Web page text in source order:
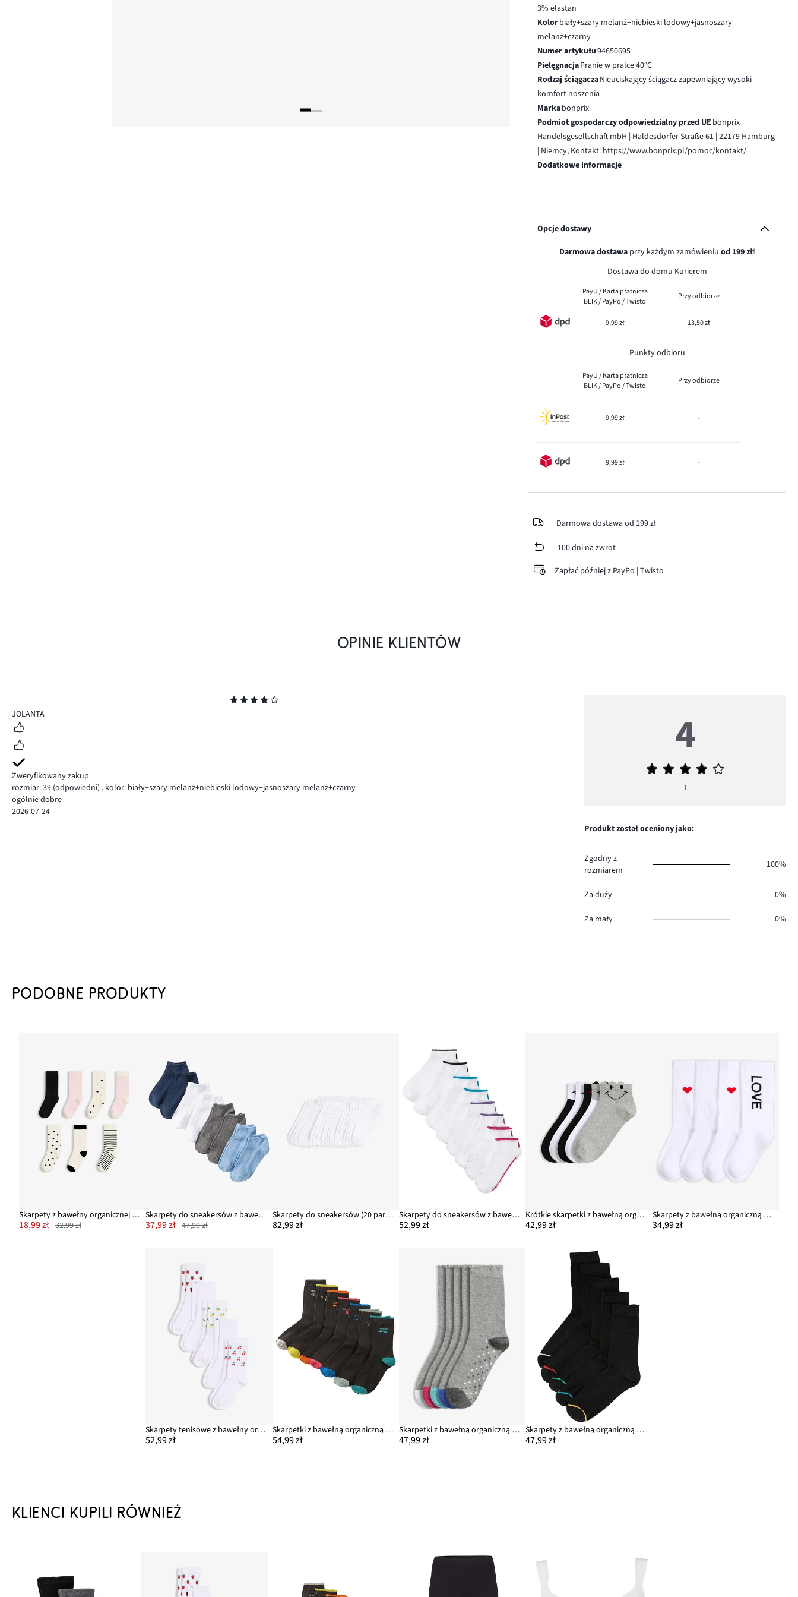
3% elastan
Kolorbiały+szary melanż+niebieski lodowy+jasnoszary
melanż+czarny
Numer artykułu94650695
PielęgnacjaPranie w pralce 40°C
Rodzaj ściągaczaNieuciskający ściągacz zapewniający wysoki
komfort noszenia
Markabonprix
Podmiot gospodarczy odpowiedzialny przed UE bonprix
Handelsgesellschaft mbH | Haldesdorfer Straße 61 | 22179 Hamburg
| Niemcy, Kontakt: https://www.bonprix.pl/pomoc/kontakt/
Dodatkowe informacje
Opcje dostawy
Darmowa dostawaprzy każdym zamówieniu od 199 zł!
Dostawa do domu Kurierem
PayU / Karta płatnicza
BLIK / PayPo / Twisto
Przy odbiorze
9,99 zł 13,50 zł
Punkty odbioru
PayU / Karta płatnicza
BLIK / PayPo / Twisto
Przy odbiorze
9,99 zł -
9,99 zł -
Darmowa dostawa od 199 zł
100 dni na zwrot
Zapłać później z PayPo | Twisto
OPINIE KLIENTÓW
4
JOLANTA
Zweryfikowany zakup
rozmiar: 39 (odpowiedni) , kolor: biały+szary melanż+niebieski lodowy+jasnoszary melanż+czarny
ogólnie dobre
2026-07-24
4
Średnia
4
1
Produkt został oceniony jako:
Zgodny z
rozmiarem
100%
Za duży 0%
Za mały 0%
PODOBNE PRODUKTY
Skarpety z bawełny organicznej (7 szt.)
18,99 zł 32,99 zł
Skarpety do sneakersów z bawełny organicznej (8 par)
37,99 zł 47,99 zł
Skarpety do sneakersów (20 par), bawełna organiczna
82,99 zł
Skarpety do sneakersów z bawełną organiczną (8 par)
52,99 zł
Krótkie skarpetki z bawełną organiczną (5 par)
42,99 zł
Skarpety z bawełną organiczną (4 pary)
34,99 zł
Skarpety tenisowe z bawełny organicznej (5 par)
52,99 zł
Skarpetki z bawełną organiczną (7 par)
54,99 zł
Skarpetki z bawełną organiczną (5 par)
47,99 zł
Skarpety z bawełną organiczną (5 par)
47,99 zł
KLIENCI KUPILI RÓWNIEŻ